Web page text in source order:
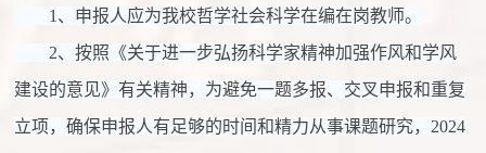
1、申报人应为我校哲学社会科学在编在岗教师。
2、按照《关于进一步弘扬科学家精神加强作风和学风
建设的意见》有关精神，为避免一题多报、交叉申报和重复
立项，确保申报人有足够的时间和精力从事课题研究，2024